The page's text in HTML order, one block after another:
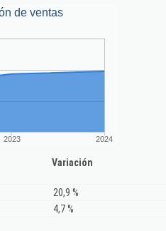
de ventas
2023 2024
Variación
20,9 %
4,7 %